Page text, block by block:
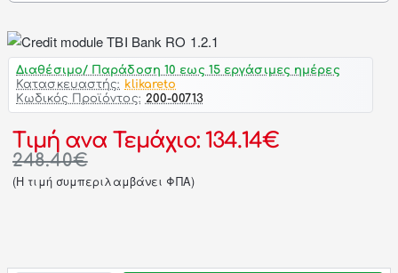
Διαθέσιμο/ Παράδοση 10 εως 15 εργάσιμες ημέρες
Κατασκευαστής: klikareto
Κωδικός Προϊόντος: 200-00713
Τιμή ανα Τεμάχιο: 134.14€
248.40€
(H τιμή συμπεριλαμβάνει ΦΠΑ)